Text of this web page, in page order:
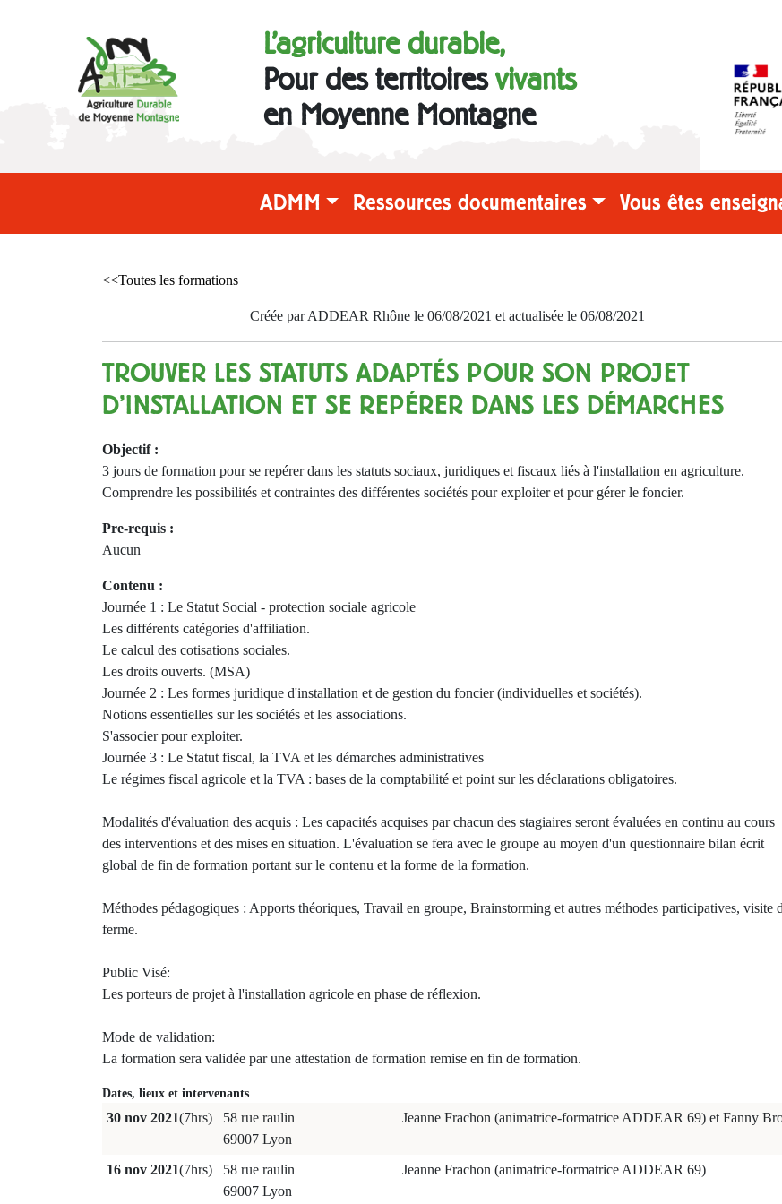
L'agriculture durable,
Pour des territoiresvivants
en Moyenne Montagne
ADMM Ressources documentaires Vous êtes
<<Toutes les formations
Créée par ADDEAR Rhône le 06/08/2021 et actualisée le 06/08/2021
TROUVER LES STATUTS ADAPTÉS POUR SON PROJET
D’INSTALLATION ET SE REPÉRER DANS LES DÉMARCHES
Objectif :
3 jours de formation pour se repérer dans les statuts sociaux, juridiques et fiscaux liés à l'installation en agriculture.
Comprendre les possibilités et contraintes des différentes sociétés pour exploiter et pour gérer le foncier.
Pre-requis :
Aucun
Contenu :
Journée 1 : Le Statut Social - protection sociale agricole
Les différents catégories d'affiliation.
Le calcul des cotisations sociales.
Les droits ouverts. (MSA)
Journée 2 : Les formes juridique d'installation et de gestion du foncier (individuelles et sociétés).
Notions essentielles sur les sociétés et les associations.
S'associer pour exploiter.
Journée 3 : Le Statut fiscal, la TVA et les démarches administratives
Le régimes fiscal agricole et la TVA : bases de la comptabilité et point sur les déclarations obligatoires.
Modalités d'évaluation des acquis : Les capacités acquises par chacun des stagiaires seront évaluées en continu au cours
des interventions et des mises en situation. L'évaluation se fera avec le groupe au moyen d'un questionnaire bilan écrit
global de fin de formation portant sur le contenu et la forme de la formation.
Méthodes pédagogiques : Apports théoriques, Travail en groupe, Brainstorming et autres méthodes participatives, visite
ferme.
Public Visé:
Les porteurs de projet à l'installation agricole en phase de réflexion.
Mode de validation:
La formation sera validée par une attestation de formation remise en fin de formation.
Dates, lieux et intervenants
30 nov 2021(7hrs)
58 rue raulin
69007 Lyon
Jeanne Frachon (animatrice-formatrice ADDEAR 69) et Fanny
16 nov 2021(7hrs)
58 rue raulin
69007 Lyon
Jeanne Frachon (animatrice-formatrice ADDEAR 69)